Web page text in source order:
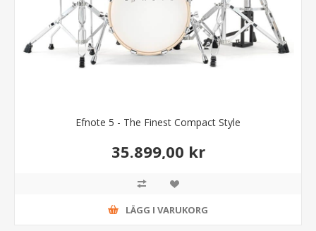
Efnote 5 - The Finest Compact Style
35.899,00 kr
LÄGG I VARUKORG